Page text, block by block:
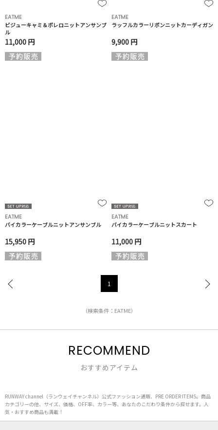
EATME
ビジューキャミ＆ボレロニットアンサンブ
ル
11,000 円
EATME
ラッフルカラーリボンニットカーディガン
9,900 円
EATME
バイカラーケーブルニットアンサンブル
15,950 円
EATME
バイカラーケーブルニットスカート
11,000 円
1
（検索条件：EATME）
RECOMMEND
おすすめアイテム
RUNWAY channel（ランウェイチャンネル）公式ファッション通販、PRE ORDER ITEMS。商品
カテゴリーの他、サイズ、価格、OFF率、カラー等、あなたのこだわり条件から探せます。人
気・おすすめ商品も満載！